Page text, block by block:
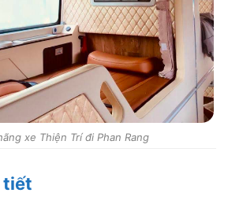
xe Thiện Trí đi Phan Rang
tiết